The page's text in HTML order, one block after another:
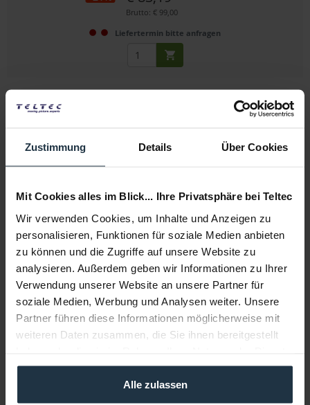
Zustimmung Details Über Cookies
Mit Cookies alles im Blick... Ihre Privatsphäre bei Teltec
Wir verwenden Cookies, um Inhalte und Anzeigen zu
personalisieren, Funktionen für soziale Medien anbieten
zu können und die Zugriffe auf unsere Website zu
analysieren. Außerdem geben wir Informationen zu Ihrer
Verwendung unserer Website an unsere Partner für
soziale Medien, Werbung und Analysen weiter. Unsere
Partner führen diese Informationen möglicherweise mit
weiteren Daten zusammen, die Sie ihnen bereitgestellt
gesammelt haben.
Alle zulassen
Brutto: € 99,00
Liefertermin bitte anfragen
Allen & Heath AP9933
Qu-PAC Tragetasche
Artikelnummer: 12261368
€ 144,54
Brutto: € 172,00
1-2 Wochen ab Bestellung